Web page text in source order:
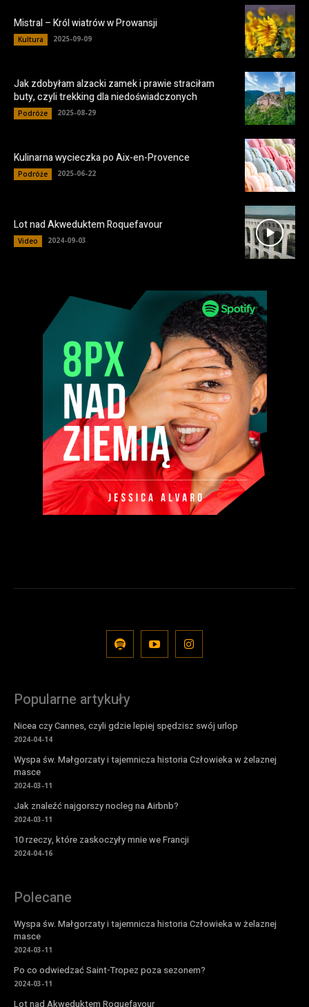
Mistral – Król wiatrów w Prowansji
Kultura 2025-09-09
Jak zdobyłam alzacki zamek i prawie straciłam
buty, czyli trekking dla niedoświadczonych
Podróże 2025-08-29
Kulinarna wycieczka po Aix-en-Provence
Podróże 2025-06-22
Lot nad Akweduktem Roquefavour
Video 2024-09-03
Popularne artykuły
Nicea czy Cannes, czyli gdzie lepiej spędzisz swój urlop
2024-04-14
Wyspa św. Małgorzaty i tajemnicza historia Człowieka w żelaznej
masce
2024-03-11
Jak znaleźć najgorszy nocleg na Airbnb?
2024-03-11
10 rzeczy, które zaskoczyły mnie we Francji
2024-04-16
Polecane
Wyspa św. Małgorzaty i tajemnicza historia Człowieka w żelaznej
masce
2024-03-11
Po co odwiedzać Saint-Tropez poza sezonem?
2024-03-11
Lot nad Akweduktem Roquefavour